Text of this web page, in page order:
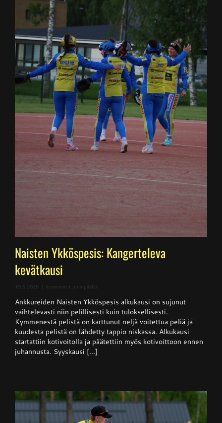
Naisten Ykköspesis: Kangerteleva
kevätkausi
19.6.2026 Kommentit pois päältä
Ykköspesis:
Kangerteleva
kevätkausi
Ankkureiden Naisten Ykköspesis alkukausi on sujunut
vaihtelevasti niin pelillisesti kuin tuloksellisesti.
Kymmenestä pelistä on karttunut neljä voitettua peliä ja
kuudesta pelistä on lähdetty tappio niskassa. Alkukausi
startattiin kotivoitolla ja päätettiin myös kotivoittoon ennen
juhannusta. Syyskausi [...]